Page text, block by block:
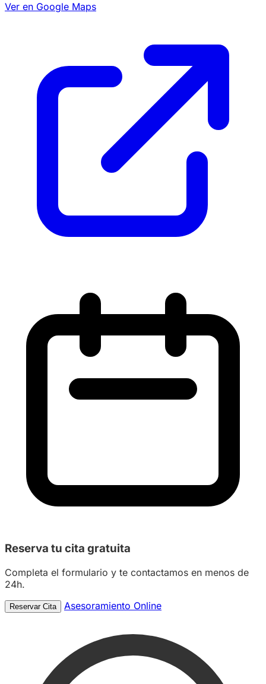
Ver en Google Maps
Reserva tu cita gratuita
Completa el formulario y te contactamos en menos de
24h.
Reservar Cita Asesoramiento Online